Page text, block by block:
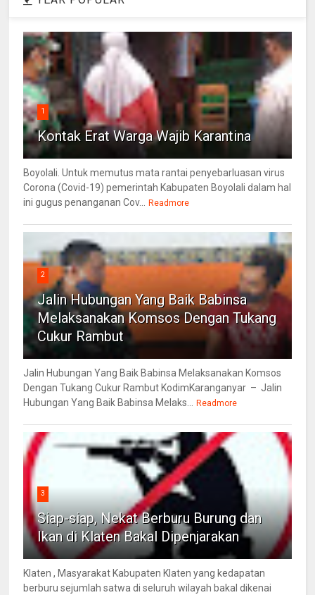
1
Kontak Erat Warga Wajib Karantina
Boyolali. Untuk memutus mata rantai penyebarluasan virus
Corona (Covid-19) pemerintah Kabupaten Boyolali dalam hal
ini gugus penanganan Cov...
Readmore
2
Jalin Hubungan Yang Baik Babinsa
Melaksanakan Komsos Dengan Tukang
Cukur Rambut
Jalin Hubungan Yang Baik Babinsa Melaksanakan Komsos
Dengan Tukang Cukur Rambut KodimKaranganyar – Jalin
Hubungan Yang Baik Babinsa Melaks...
Readmore
3
Siap-siap, Nekat Berburu Burung dan
Ikan di Klaten Bakal Dipenjarakan
Klaten , Masyarakat Kabupaten Klaten yang kedapatan
berburu sejumlah satwa di seluruh wilayah bakal dikenai